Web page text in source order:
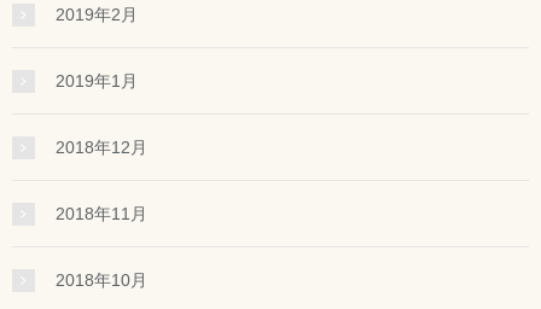
2019年2月
2019年1月
2018年12月
2018年11月
2018年10月